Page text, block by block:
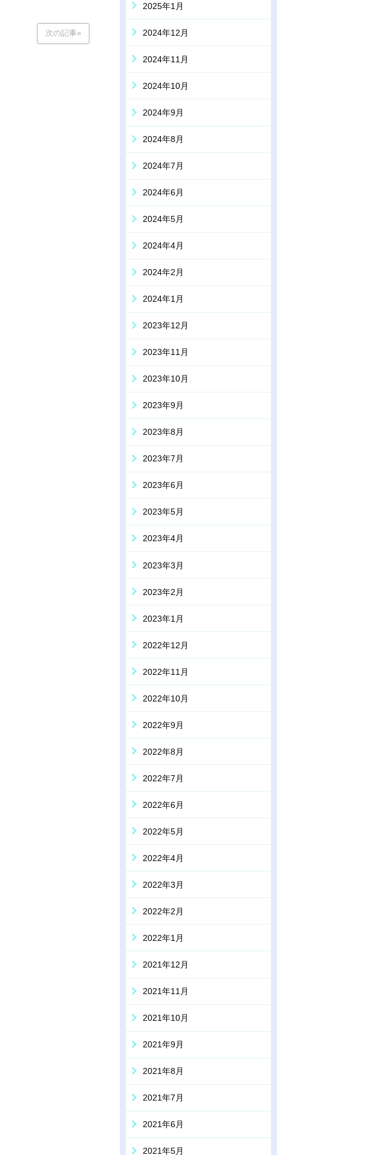
次の記事»
2025年1月
2024年12月
2024年11月
2024年10月
2024年9月
2024年8月
2024年7月
2024年6月
2024年5月
2024年4月
2024年2月
2024年1月
2023年12月
2023年11月
2023年10月
2023年9月
2023年8月
2023年7月
2023年6月
2023年5月
2023年4月
2023年3月
2023年2月
2023年1月
2022年12月
2022年11月
2022年10月
2022年9月
2022年8月
2022年7月
2022年6月
2022年5月
2022年4月
2022年3月
2022年2月
2022年1月
2021年12月
2021年11月
2021年10月
2021年9月
2021年8月
2021年7月
2021年6月
2021年5月